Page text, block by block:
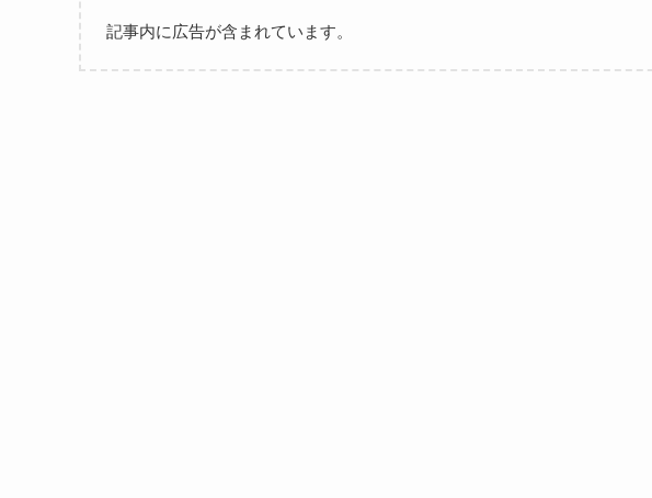
記事内に広告が含まれています。